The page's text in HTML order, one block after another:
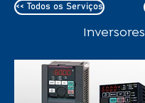
<< Todos os Serviços
Inversores